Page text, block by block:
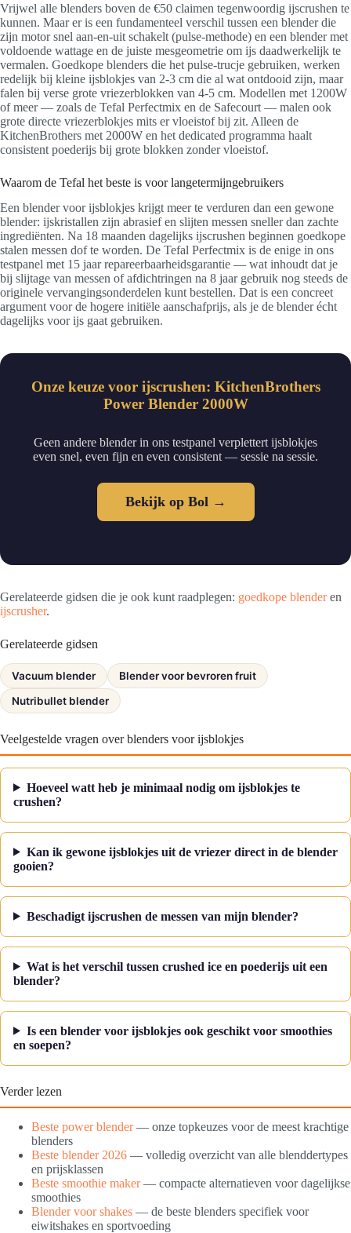
Vrijwel alle blenders boven de €50 claimen tegenwoordig ijscrushen te
kunnen. Maar er is een fundamenteel verschil tussen een blender die
zijn motor snel aan-en-uit schakelt (pulse-methode) en een blender met
voldoende wattage en de juiste mesgeometrie om ijs daadwerkelijk te
vermalen. Goedkope blenders die het pulse-trucje gebruiken, werken
redelijk bij kleine ijsblokjes van 2-3 cm die al wat ontdooid zijn, maar
falen bij verse grote vriezerblokken van 4-5 cm. Modellen met 1200W
of meer — zoals de Tefal Perfectmix en de Safecourt — malen ook
grote directe vriezerblokjes mits er vloeistof bij zit. Alleen de
KitchenBrothers met 2000W en het dedicated programma haalt
consistent poederijs bij grote blokken zonder vloeistof.
Waarom de Tefal het beste is voor langetermijngebruikers
Een blender voor ijsblokjes krijgt meer te verduren dan een gewone
blender: ijskristallen zijn abrasief en slijten messen sneller dan zachte
ingrediënten. Na 18 maanden dagelijks ijscrushen beginnen goedkope
stalen messen dof te worden. De Tefal Perfectmix is de enige in ons
testpanel met 15 jaar repareerbaarheidsgarantie — wat inhoudt dat je
bij slijtage van messen of afdichtringen na 8 jaar gebruik nog steeds de
originele vervangingsonderdelen kunt bestellen. Dat is een concreet
argument voor de hogere initiële aanschafprijs, als je de blender écht
dagelijks voor ijs gaat gebruiken.
Onze keuze voor ijscrushen: KitchenBrothers
Power Blender 2000W
Geen andere blender in ons testpanel verplettert ijsblokjes
even snel, even fijn en even consistent — sessie na sessie.
Bekijk op Bol →
Gerelateerde gidsen die je ook kunt raadplegen: goedkope blenderen
ijscrusher.
Gerelateerde gidsen
Vacuum blender
Blender voor bevroren fruit
Nutribullet blender
Veelgestelde vragen over blenders voor ijsblokjes
Hoeveel watt heb je minimaal nodig om ijsblokjes te
crushen?
Kan ik gewone ijsblokjes uit de vriezer direct in de blender
gooien?
Beschadigt ijscrushen de messen van mijn blender?
Wat is het verschil tussen crushed ice en poederijs uit een
blender?
Is een blender voor ijsblokjes ook geschikt voor smoothies
en soepen?
Verder lezen
Beste power blender— onze topkeuzes voor de meest krachtige
blenders
Beste blender 2026 — volledig overzicht van alle blenddertypes
en prijsklassen
Beste smoothie maker— compacte alternatieven voor dagelijkse
smoothies
Blender voor shakes — de beste blenders specifiek voor
eiwitshakes en sportvoeding